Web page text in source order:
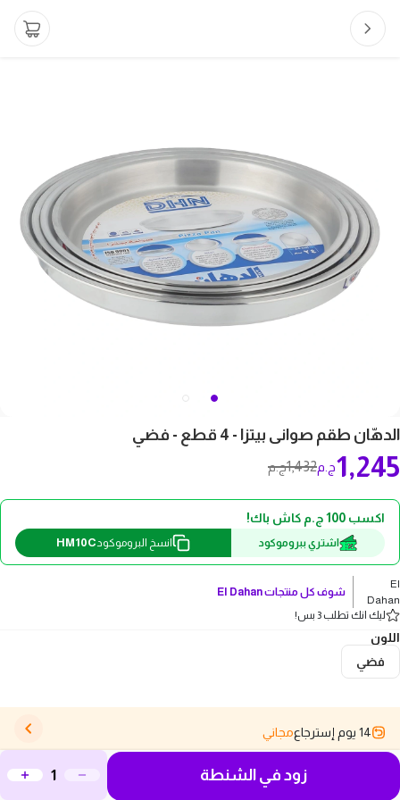
الدهّان طقم صوانى بيتزا - 4 قطع - فضي
1,432ج.م 1,245ج.م
اكسب 100 ج.م كاش باك!
اشتري ببروموكود انسخ البروموكود HM10C
El
Dahan
شوف كل منتجاتEl Dahan
ليك انك تطلب 3 بس!
اللون
فضي
14 يوم إسترجاع مجاني
زود في الشنطة